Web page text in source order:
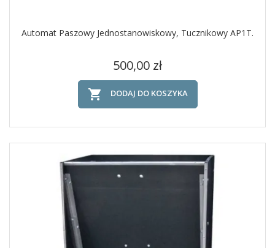
Automat Paszowy Jednostanowiskowy, Tucznikowy AP1T.
Cena
500,00 zł
 DODAJ DO KOSZYKA